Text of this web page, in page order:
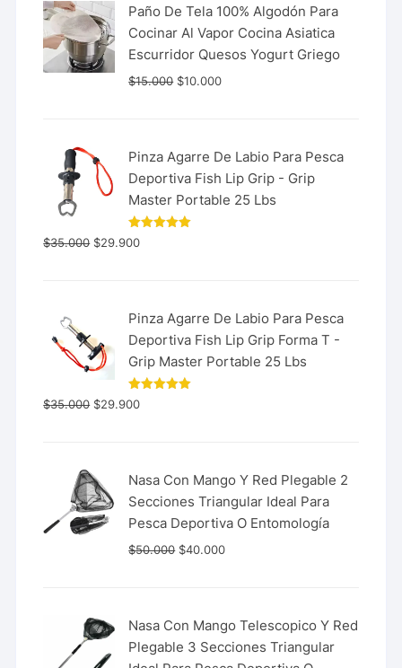
Paño De Tela 100% Algodón Para
Cocinar Al Vapor Cocina Asiatica
Escurridor Quesos Yogurt Griego
$15.000 $10.000
Pinza Agarre De Labio Para Pesca
Deportiva Fish Lip Grip - Grip
Master Portable 25 Lbs
Valorado
con
$35.000 $29.900
Pinza Agarre De Labio Para Pesca
Deportiva Fish Lip Grip Forma T -
Grip Master Portable 25 Lbs
Valorado
con
$35.000 $29.900
Nasa Con Mango Y Red Plegable 2
Secciones Triangular Ideal Para
Pesca Deportiva O Entomología
$50.000 $40.000
Nasa Con Mango Telescopico Y Red
Plegable 3 Secciones Triangular